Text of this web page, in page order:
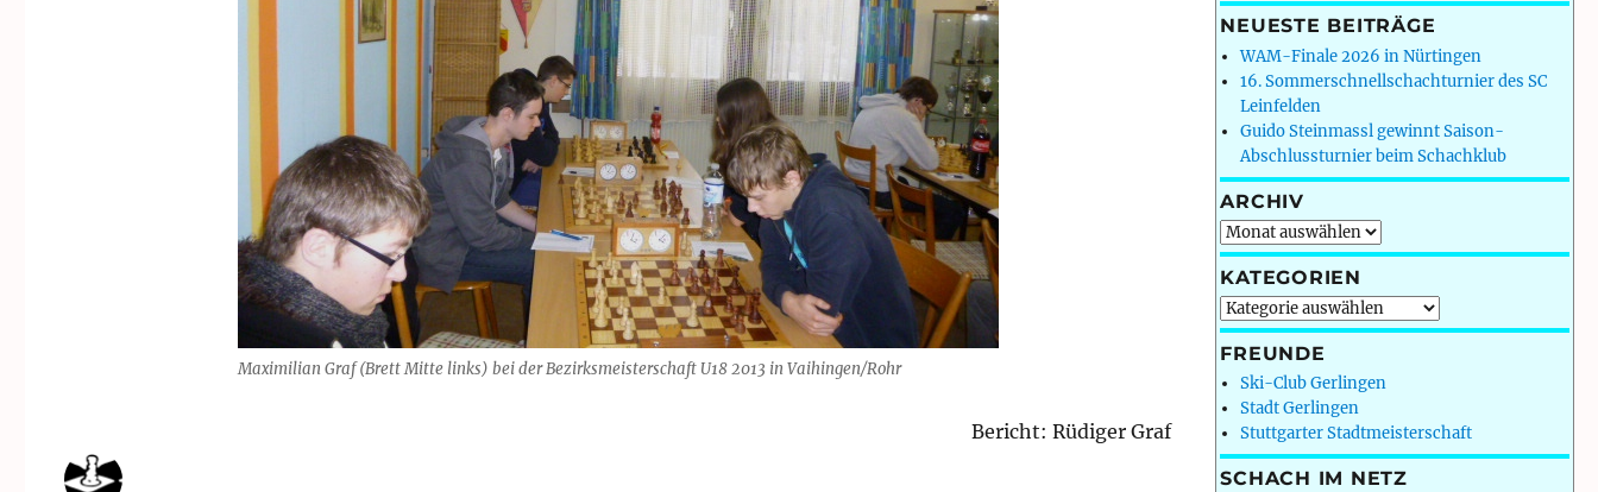
Maximilian Graf (Brett Mitte links) bei der Bezirksmeisterschaft U18 2013 in Vaihingen/Rohr
Bericht: Rüdiger Graf
NEUESTE BEITRÄGE
WAM-Finale 2026 in Nürtingen
16. Sommerschnellschachturnier des SC
Leinfelden
Guido Steinmassl gewinnt Saison-
Abschlussturnier beim Schachklub
ARCHIV
Archiv
KATEGORIEN
Kategorien
FREUNDE
Ski-Club Gerlingen
Stadt Gerlingen
Stuttgarter Stadtmeisterschaft
SCHACH IM NETZ